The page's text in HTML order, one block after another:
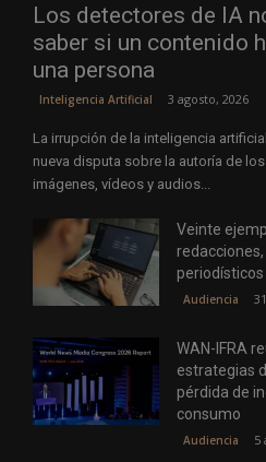
Los detectores de IA
saber si un contenido
una persona
Inteligencia Artificial 3 agosto, 2026
La irrupción de la inteligencia
nueva disputa sobre la autoría de
imágenes, vídeos y audios...
Veinte
periodísticos
Audiencia
WAN-IFRA
estrategias
pérdida de
consumo
Audiencia 5